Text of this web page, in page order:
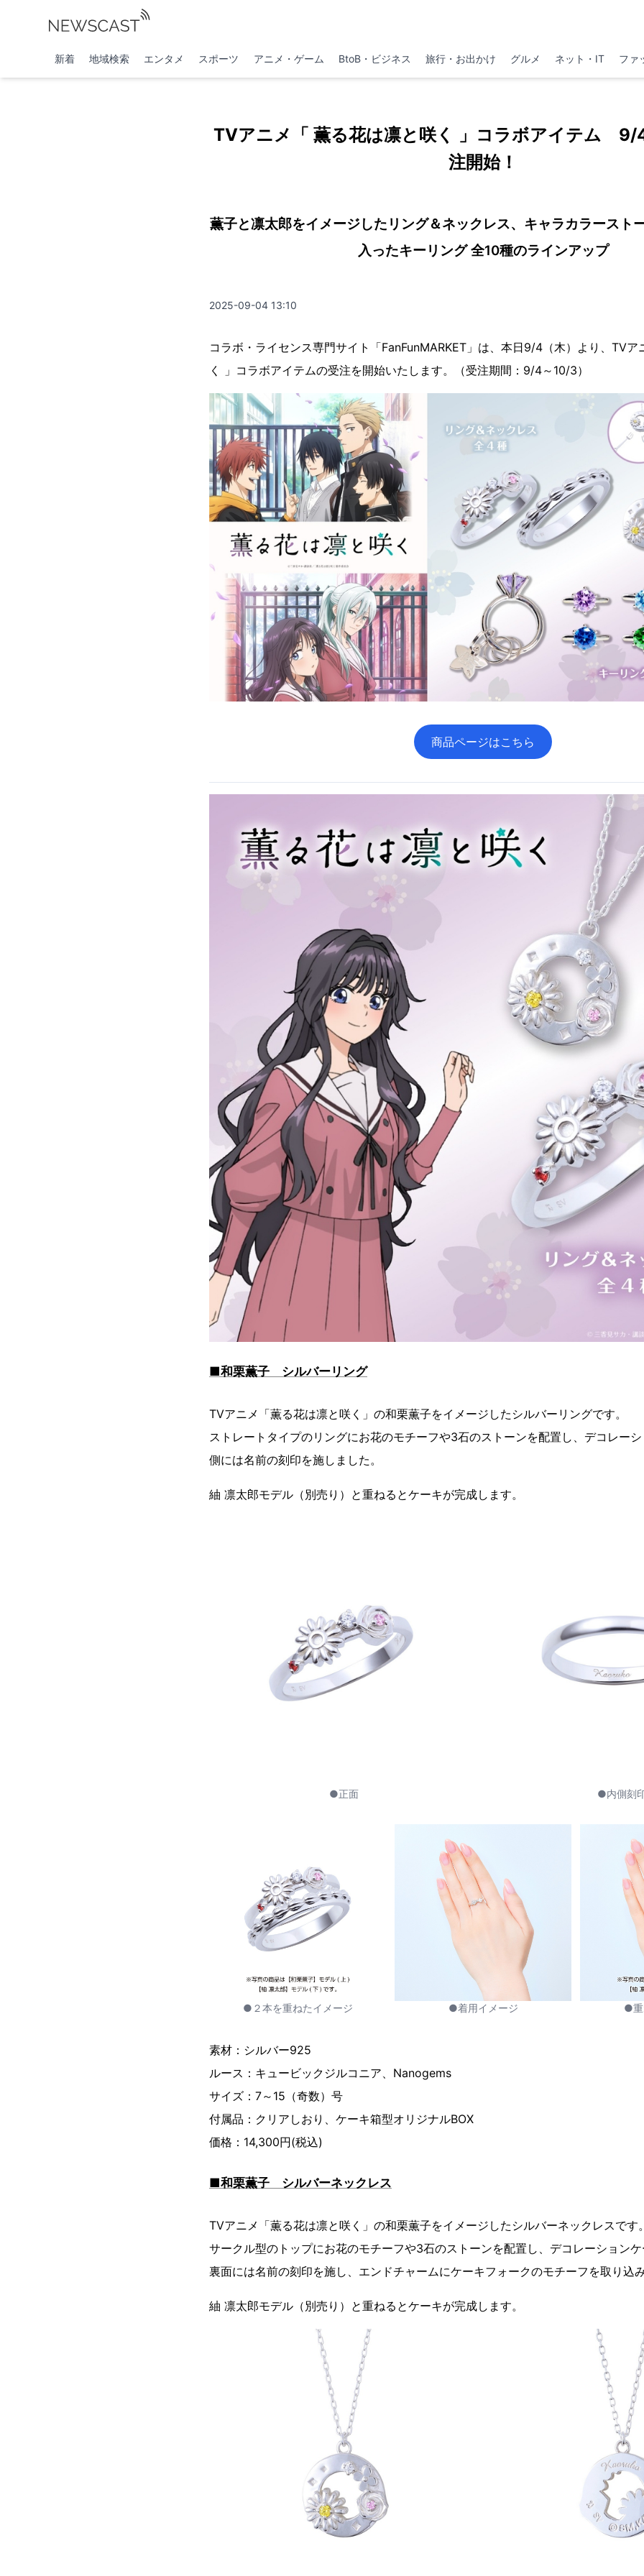
新着 地域検索 エンタメ スポーツ アニメ・ゲーム BtoB・ビジネス 旅行・お出かけ グルメ ネット・IT ファ
TVアニメ「 薫る花は凛と咲く 」コラボアイテム 9/
注開始！
薫子と凛太郎をイメージしたリング＆ネックレス、キャラカラースト
入ったキーリング 全10種のラインアップ
2025-09-04 13:10
コラボ・ライセンス専門サイト「FanFunMARKET」は、本日9/4（木）より、TVア
く 」コラボアイテムの受注を開始いたします。（受注期間：9/4～10/3）
商品ページはこちら
■和栗薫子 シルバーリング
TVアニメ「薫る花は凛と咲く」の和栗薫子をイメージしたシルバーリングです。
ストレートタイプのリングにお花のモチーフや3石のストーンを配置し、デコレー
側には名前の刻印を施しました。
紬 凛太郎モデル（別売り）と重ねるとケーキが完成します。
●正面 ●内側刻
●２本を重ねたイメージ ●着用イメージ ●重
素材：シルバー925
ルース：キュービックジルコニア、Nanogems
サイズ：7～15（奇数）号
付属品：クリアしおり、ケーキ箱型オリジナルBOX
価格：14,300円(税込)
■和栗薫子 シルバーネックレス
TVアニメ「薫る花は凛と咲く」の和栗薫子をイメージしたシルバーネックレスです
サークル型のトップにお花のモチーフや3石のストーンを配置し、デコレーション
裏面には名前の刻印を施し、エンドチャームにケーキフォークのモチーフを取り込
紬 凛太郎モデル（別売り）と重ねるとケーキが完成します。